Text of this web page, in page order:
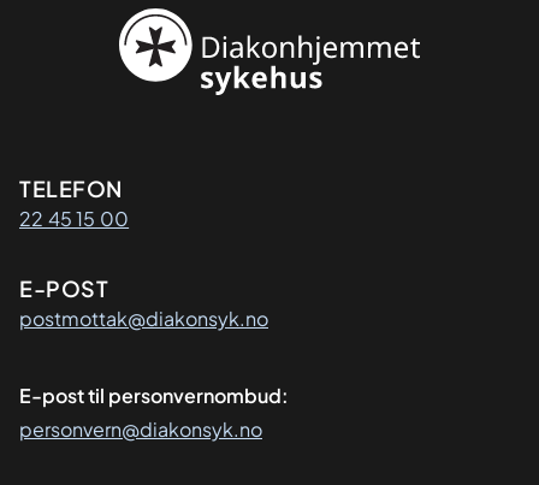
Kontaktinformasjon
TELEFON
22 45 15 00
E-POST
postmottak@diakonsyk.no
E-post til personvernombud:
personvern@diakonsyk.no